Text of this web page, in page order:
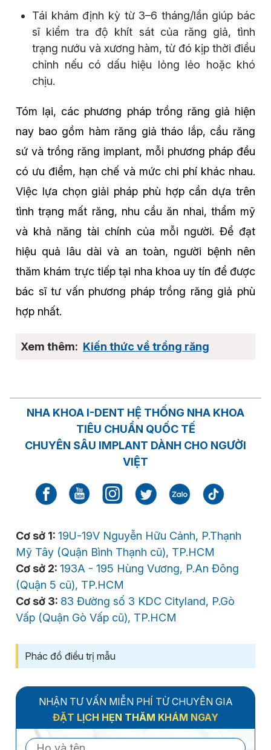
Tái khám định kỳ từ 3–6 tháng/lần giúp bác
sĩ kiểm tra độ khít sát của răng giả, tình
trạng nướu và xương hàm, từ đó kịp thời điều
chỉnh nếu có dấu hiệu lỏng lẻo hoặc khó
chịu.
Tóm lại, các phương pháp trồng răng giả hiện
nay bao gồm hàm răng giả tháo lắp, cầu răng
sứ và trồng răng implant, mỗi phương pháp đều
có ưu điểm, hạn chế và mức chi phí khác nhau.
Việc lựa chọn giải pháp phù hợp cần dựa trên
tình trạng mất răng, nhu cầu ăn nhai, thẩm mỹ
và khả năng tài chính của mỗi người. Để đạt
hiệu quả lâu dài và an toàn, người bệnh nên
thăm khám trực tiếp tại nha khoa uy tín để được
bác sĩ tư vấn phương pháp trồng răng giả phù
hợp nhất.
Kiến thức về trồng răng
NHA KHOA I-DENT HỆ THỐNG NHA KHOA
TIÊU CHUẨN QUỐC TẾ
CHUYÊN SÂU IMPLANT DÀNH CHO NGƯỜI
VIỆT
Cơ sở 1: 19U-19V Nguyễn Hữu Cảnh, P.Thạnh
Mỹ Tây (Quận Bình Thạnh cũ), TP.HCM
Cơ sở 2: 193A - 195 Hùng Vương, P.An Đông
(Quận 5 cũ), TP.HCM
Cơ sở 3: 83 Đường số 3 KDC Cityland, P.Gò
Vấp (Quận Gò Vấp cũ), TP.HCM
Phác đồ điều trị mẫu
NHẬN TƯ VẤN MIỄN PHÍ TỪ CHUYÊN GIA
ĐẶT LỊCH HẸN THĂM KHÁM NGAY